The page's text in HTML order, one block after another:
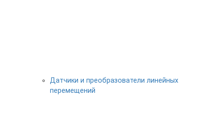
Датчики и преобразователи линейных
перемещений